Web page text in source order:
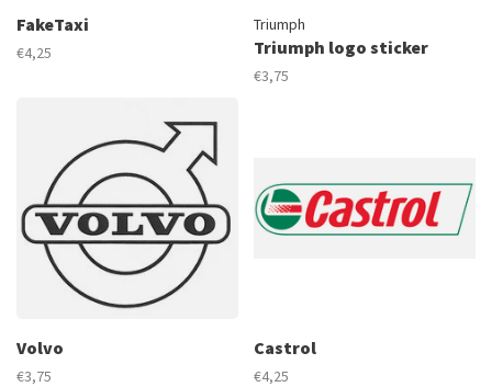
FakeTaxi
€4,25
Triumph
Triumph logo sticker
€3,75
Volvo
€3,75
Castrol
€4,25